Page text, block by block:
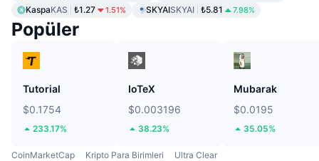
KaspaKAS ₺1.27 1.51% SKYAISKYAI ₺5.81 7.98%
Popüler
Tutorial
$0.1754
233.17%
IoTeX
$0.003196
38.23%
Mubarak
$0.0195
35.05%
CoinMarketCap Kripto Para Birimleri Ultra Clear